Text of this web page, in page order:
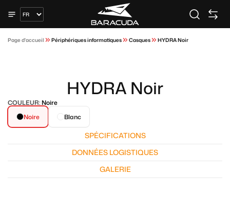
Page d'accueil Périphériques informatiques Casques HYDRA Noir
HYDRA Noir
COULEUR:Noire
Noire
Blanc
SPÉCIFICATIONS
DONNÉES LOGISTIQUES
GALERIE